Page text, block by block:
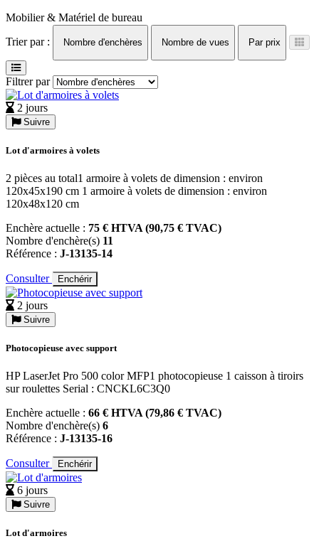
Mobilier & Matériel de bureau
Trier par :
Nombre d'enchères Nombre de vues Par prix
Filtrer par
2 jours
Suivre
Lot d'armoires à volets
2 pièces au total1 armoire à volets de dimension : environ
120x45x190 cm 1 armoire à volets de dimension : environ
120x48x120 cm
Enchère actuelle : 75 € HTVA (90,75 € TVAC)
Nombre d'enchère(s) 11
Référence : J-13135-14
Consulter Enchérir
2 jours
Suivre
Photocopieuse avec support
HP LaserJet Pro 500 color MFP1 photocopieuse 1 caisson à tiroirs
sur roulettes Serial : CNCKL6C3Q0
Enchère actuelle : 66 € HTVA (79,86 € TVAC)
Nombre d'enchère(s) 6
Référence : J-13135-16
Consulter Enchérir
6 jours
Suivre
Lot d'armoires